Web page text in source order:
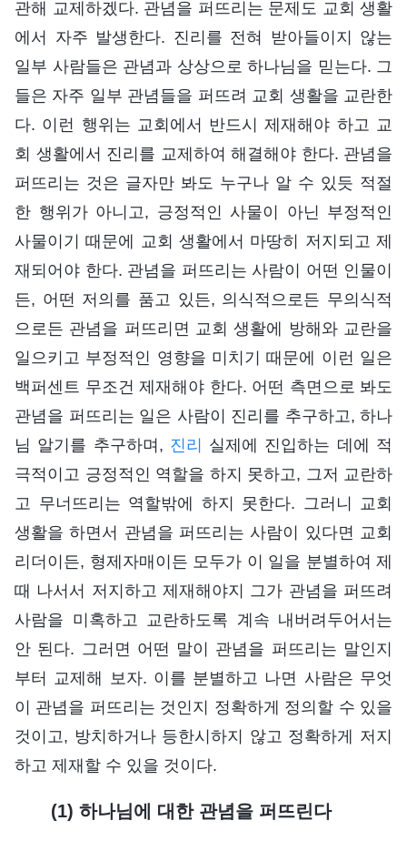
관해 교제하겠다. 관념을 퍼뜨리는 문제도 교회 생활
에서 자주 발생한다. 진리를 전혀 받아들이지 않는
일부 사람들은 관념과 상상으로 하나님을 믿는다. 그
들은 자주 일부 관념들을 퍼뜨려 교회 생활을 교란한
다. 이런 행위는 교회에서 반드시 제재해야 하고 교
회 생활에서 진리를 교제하여 해결해야 한다. 관념을
퍼뜨리는 것은 글자만 봐도 누구나 알 수 있듯 적절
한 행위가 아니고, 긍정적인 사물이 아닌 부정적인
사물이기 때문에 교회 생활에서 마땅히 저지되고 제
재되어야 한다. 관념을 퍼뜨리는 사람이 어떤 인물이
든, 어떤 저의를 품고 있든, 의식적으로든 무의식적
으로든 관념을 퍼뜨리면 교회 생활에 방해와 교란을
일으키고 부정적인 영향을 미치기 때문에 이런 일은
백퍼센트 무조건 제재해야 한다. 어떤 측면으로 봐도
관념을 퍼뜨리는 일은 사람이 진리를 추구하고, 하나
님 알기를 추구하며, 진리
실제에 진입하는 데에 적
극적이고 긍정적인 역할을 하지 못하고, 그저 교란하
고 무너뜨리는 역할밖에 하지 못한다. 그러니 교회
생활을 하면서 관념을 퍼뜨리는 사람이 있다면 교회
리더이든, 형제자매이든 모두가 이 일을 분별하여 제
때 나서서 저지하고 제재해야지 그가 관념을 퍼뜨려
사람을 미혹하고 교란하도록 계속 내버려두어서는
안 된다. 그러면 어떤 말이 관념을 퍼뜨리는 말인지
부터 교제해 보자. 이를 분별하고 나면 사람은 무엇
이 관념을 퍼뜨리는 것인지 정확하게 정의할 수 있을
것이고, 방치하거나 등한시하지 않고 정확하게 저지
하고 제재할 수 있을 것이다.
(1) 하나님에 대한 관념을 퍼뜨린다